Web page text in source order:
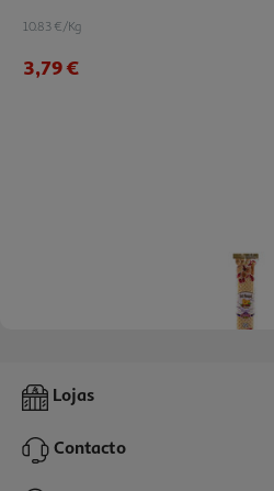
10.83 €/Kg
3,79 €
Barras Jannis Amendoim 55g
0,99 €
Lojas
Contacto